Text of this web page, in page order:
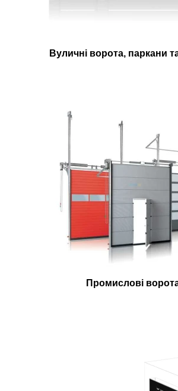
Вуличні ворота, паркани
Промислові